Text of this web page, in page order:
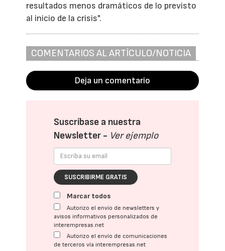
resultados menos dramáticos de lo previsto
al inicio de la crisis".
COMENTARIOS AL ARTÍCULO/NOTICIA
Deja un comentario
Suscríbase a nuestra
Newsletter - Ver ejemplo
SUSCRIBIRME GRATIS
Marcar todos
Autorizo el envío de newsletters y
avisos informativos personalizados de
interempresas.net
Autorizo el envío de comunicaciones
de terceros vía interempresas.net